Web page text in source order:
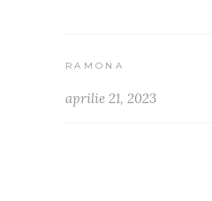
RAMONA
aprilie 21, 2023